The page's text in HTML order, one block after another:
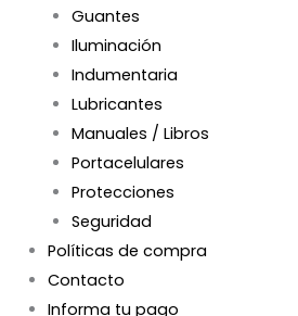
Guantes
Iluminación
Indumentaria
Lubricantes
Manuales / Libros
Portacelulares
Protecciones
Seguridad
Políticas de compra
Contacto
Informa tu pago